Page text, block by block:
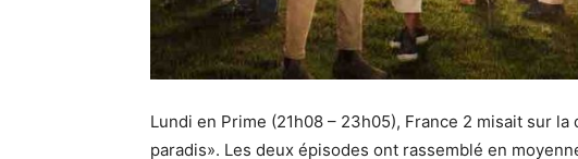
Lundi en Prime (21h08 – 23h05), France 2 misait sur
paradis». Les deux épisodes ont rassemblé en